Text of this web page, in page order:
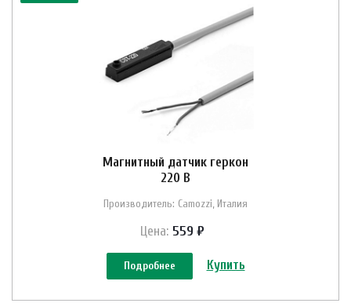
Магнитный датчик геркон
220 В
Производитель: Camozzi, Италия
Цена: 559 ₽
Подробнее Купить